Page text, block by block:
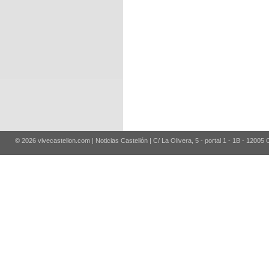
© 2026 vivecastellon.com | Noticias Castellón | C/ La Olivera, 5 - portal 1 - 1B - 12005